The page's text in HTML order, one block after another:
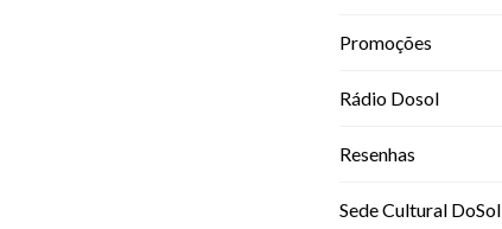
Promoções
Rádio Dosol
Resenhas
Sede Cultural DoSol